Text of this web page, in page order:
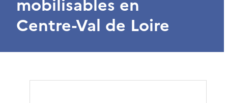
Centre-Val de Loire